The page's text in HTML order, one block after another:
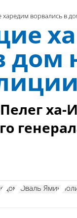
харедим ворвались в
дом
дом Юваль Ямин